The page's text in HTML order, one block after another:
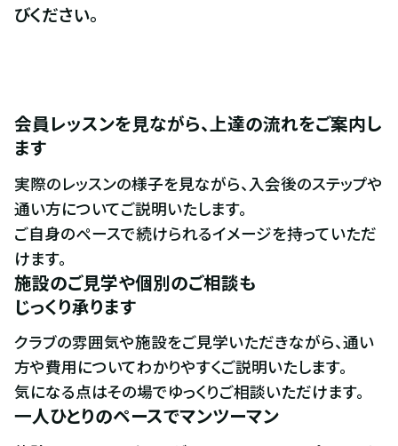
びください。
会員レッスンを見ながら、上達の流れをご案内し
ます
実際のレッスンの様子を見ながら、入会後のステップや
通い方についてご説明いたします。
ご自身のペースで続けられるイメージを持っていただ
けます。
施設のご見学や個別のご相談も
じっくり承ります
クラブの雰囲気や施設をご見学いただきながら、通い
方や費用についてわかりやすくご説明いたします。
気になる点はその場でゆっくりご相談いただけます。
一人ひとりのペースでマンツーマン